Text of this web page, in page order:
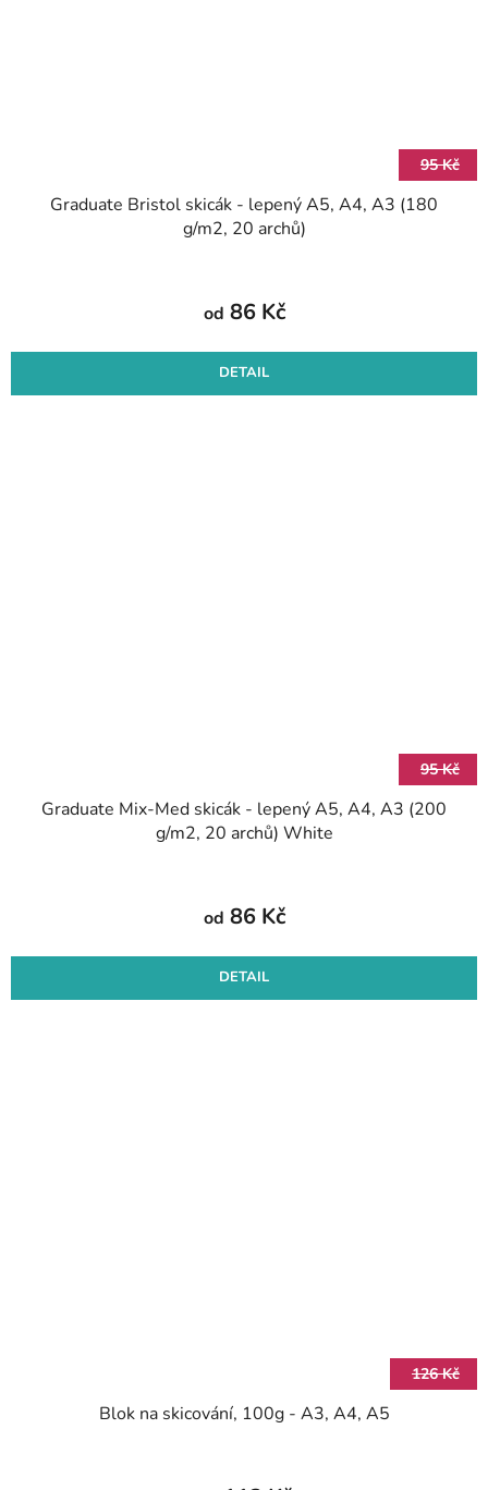
95 Kč
Graduate Bristol skicák - lepený A5, A4, A3 (180
g/m2, 20 archů)
od 86 Kč
DETAIL
95 Kč
Graduate Mix-Med skicák - lepený A5, A4, A3 (200
g/m2, 20 archů) White
od 86 Kč
DETAIL
126 Kč
Blok na skicování, 100g - A3, A4, A5